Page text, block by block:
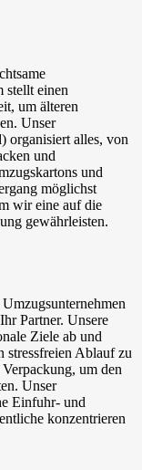
stellt einen
um älteren
Unser
organisiert alles, von
und
und
möglichst
wir eine auf die
gewährleisten.
Partner. Unsere
Ziele ab und
stressfreien Ablauf zu
um den
Unser
Einfuhr- und
konzentrieren